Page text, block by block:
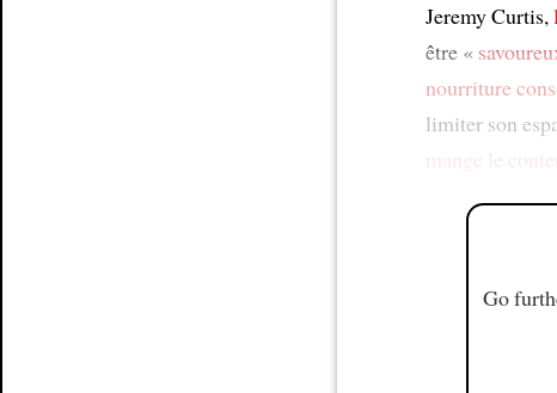
Jeremy Curtis,
être «
nourriture
limiter son
mange le
Go